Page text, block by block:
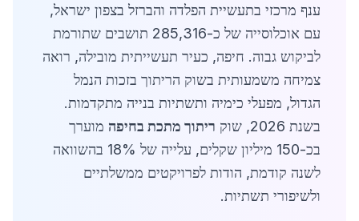
ענף מרכזי בתעשיית הפלדה והברזל בצפון ישראל,
עם אוכלוסייה של כ-285,316 תושבים שתורמת
לביקוש גבוה. חיפה, כעיר תעשייתית מובילה, רואה
צמיחה משמעותית בשוק הריתוך בזכות הנמל
הגדול, מפעלי כימיה ותשתיות בנייה מתקדמות.
בשנת 2026, שוק
ריתוך מתכת בחיפה מוערך
בכ-150 מיליון שקלים, עלייה של 18% בהשוואה
לשנה קודמת, הודות לפרויקטים ממשלתיים
ולשיפורי תשתיות.